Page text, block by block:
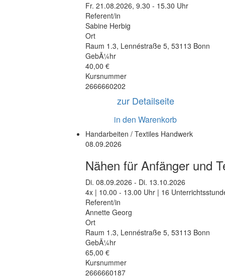
Fr. 21.08.2026, 9.30 - 15.30 Uhr
Referent/in
Sabine Herbig
Ort
Raum 1.3, Lennéstraße 5, 53113 Bonn
GebÃ¼hr
40,00 €
Kursnummer
2666660202
zur Detailseite
in den Warenkorb
Handarbeiten / Textiles Handwerk
08.09.2026
Nähen für Anfänger und
Di. 08.09.2026 - Di. 13.10.2026
4x | 10.00 - 13.00 Uhr | 16
Referent/in
Annette Georg
Ort
Raum 1.3, Lennéstraße 5, 53113 Bonn
GebÃ¼hr
65,00 €
Kursnummer
2666660187